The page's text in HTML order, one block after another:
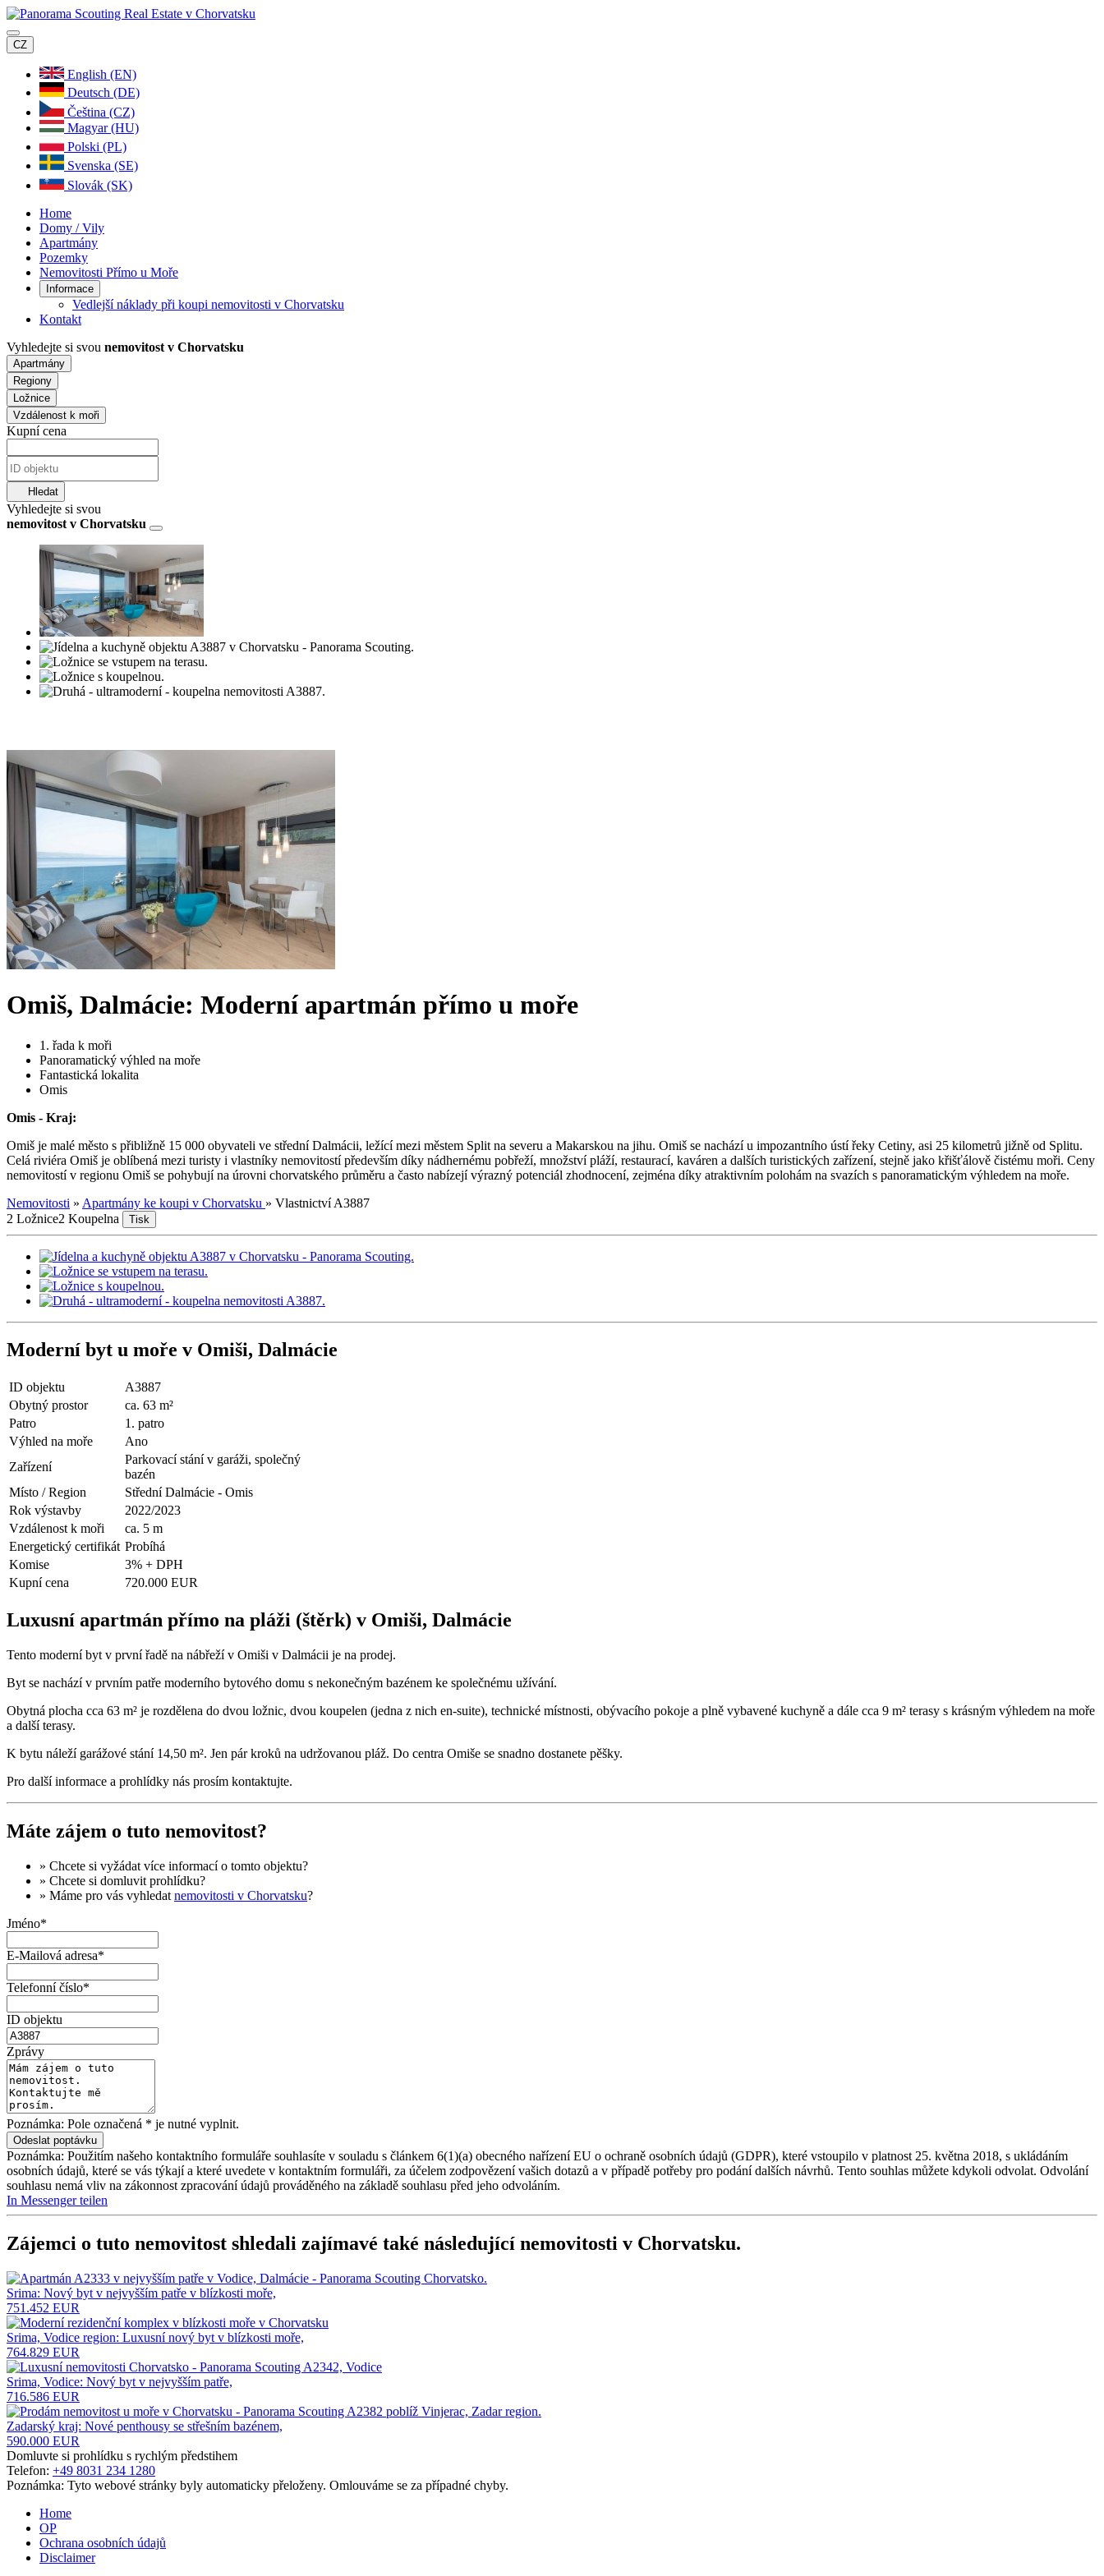
CZ
English (EN)
Deutsch (DE)
Čeština (CZ)
Magyar (HU)
Polski (PL)
Svenska (SE)
Slovák (SK)
Home
Domy / Vily
Apartmány
Pozemky
Nemovitosti Přímo u Moře
Informace
Vedlejší náklady při koupi nemovitosti v Chorvatsku
Kontakt
Vyhledejte si svou nemovitost v Chorvatsku
Apartmány
Regiony
Ložnice
Vzdálenost k moři
Kupní cena
Hledat
Vyhledejte si svou
nemovitost v Chorvatsku
Omiš, Dalmácie: Moderní apartmán přímo u moře
1. řada k moři
Panoramatický výhled na moře
Fantastická lokalita
Omis
Omis - Kraj:
Omiš je malé město s přibližně 15 000 obyvateli ve střední Dalmácii, ležící mezi městem Split na severu a Makarskou na jihu. Omiš se nachází u impozantního ústí řeky Cetiny, asi 25 kilometrů jižně od Splitu.
Celá riviéra Omiš je oblíbená mezi turisty i vlastníky nemovitostí především díky nádhernému pobřeží, množství pláží, restaurací, kaváren a dalších turistických zařízení, stejně jako křišťálově čistému moři. Ceny
nemovitostí v regionu Omiš se pohybují na úrovni chorvatského průměru a často nabízejí výrazný potenciál zhodnocení, zejména díky atraktivním polohám na svazích s panoramatickým výhledem na moře.
Nemovitosti » Apartmány ke koupi v Chorvatsku » Vlastnictví A3887
2 Ložnice2 Koupelna Tisk
Moderní byt u moře v Omiši, Dalmácie
ID objektu
A3887
Obytný prostor
ca. 63 m²
Patro
1. patro
Výhled na moře
Ano
Zařízení
Parkovací stání v garáži, společný
bazén
Místo / Region
Střední Dalmácie - Omis
Rok výstavby
2022/2023
Vzdálenost k moři
ca. 5 m
Energetický certifikát Probíhá
Komise
3% + DPH
Kupní cena
720.000 EUR
Luxusní apartmán přímo na pláži (štěrk) v Omiši, Dalmácie
Tento moderní byt v první řadě na nábřeží v Omiši v Dalmácii je na prodej.
Byt se nachází v prvním patře moderního bytového domu s nekonečným bazénem ke společnému užívání.
Obytná plocha cca 63 m² je rozdělena do dvou ložnic, dvou koupelen (jedna z nich en-suite), technické místnosti, obývacího pokoje a plně vybavené kuchyně a dále cca 9 m² terasy s krásným výhledem na moře
a další terasy.
K bytu náleží garážové stání 14,50 m². Jen pár kroků na udržovanou pláž. Do centra Omiše se snadno dostanete pěšky.
Pro další informace a prohlídky nás prosím kontaktujte.
Máte zájem o tuto nemovitost?
» Chcete si vyžádat více informacío tomto objektu?
» Chcete si domluvit prohlídku?
» Máme pro vás vyhledat nemovitosti v Chorvatsku?
Jméno*
E-Mailová adresa*
Telefonní číslo*
ID objektu
Zprávy
Poznámka: Pole označená * je nutné vyplnit.
Poznámka: Použitím našeho kontaktního formuláře souhlasíte v souladu s článkem 6(1)(a) obecného nařízení EU o ochraně osobních údajů (GDPR), které vstoupilo v platnost 25. května 2018, s ukládáním
osobních údajů, které se vás týkají a které uvedete v kontaktním formuláři, za účelem zodpovězení vašich dotazů a v případě potřeby pro podání dalších návrhů. Tento souhlas můžete kdykoli odvolat. Odvolání
souhlasu nemá vliv na zákonnost zpracování údajů prováděného na základě souhlasu před jeho odvoláním.
In Messenger teilen
Zájemci o tuto nemovitost shledali zajímavé také následující nemovitosti v Chorvatsku.
Srima: Nový byt v nejvyšším patře v blízkosti moře,
751.452 EUR
Srima, Vodice region: Luxusní nový byt v blízkosti moře,
764.829 EUR
Srima, Vodice: Nový byt v nejvyšším patře,
716.586 EUR
Zadarský kraj: Nové penthousy se střešním bazénem,
590.000 EUR
Domluvte si prohlídku s rychlým předstihem
Telefon: +49 8031 234 1280
Poznámka: Tyto webové stránky byly automaticky přeloženy. Omlouváme se za případné chyby.
Home
OP
Ochrana osobních údajů
Disclaimer